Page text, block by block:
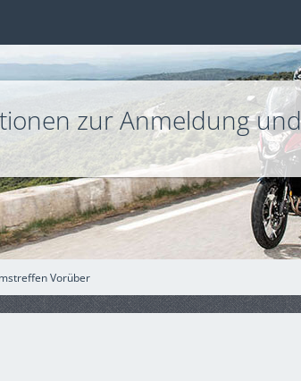
Vorüber
zur Anmeldung